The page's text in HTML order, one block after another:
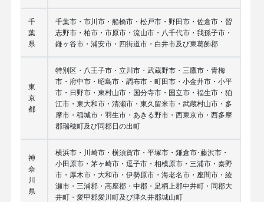
千
葉
県
千葉市・市川市・船橋市・松戸市・野田市・佐倉市・習
志野市・柏市・市原市・流山市・八千代市・我孫子市・
鎌ヶ谷市・浦安市・四街道市・白井市及び東葛飾郡
東
京
都
特別区・八王子市・立川市・武蔵野市・三鷹市・青梅
市・府中市・昭島市・調布市・町田市・小金井市・小平
市・日野市・東村山市・国分寺市・国立市・福生市・狛
江市・東大和市・清瀬市・東久留米市・武蔵村山市・多
摩市・稲城市・羽生市・あきる野市・西東京市・西多摩
郡瑞穂町及び同郡日の出町
神
奈
川
県
横浜市・川崎市・横須賀市・平塚市・鎌倉市･藤沢市・
小田原市・茅ヶ崎市・逗子市・相模原市・三浦市・秦野
市・厚木市・大和市・伊勢原市・海老名市・座間市・綾
瀬市・三浦郡・高座郡・中郡・足柄上郡中井町・同郡大
井町・愛甲郡愛川町及び津久井郡城山町